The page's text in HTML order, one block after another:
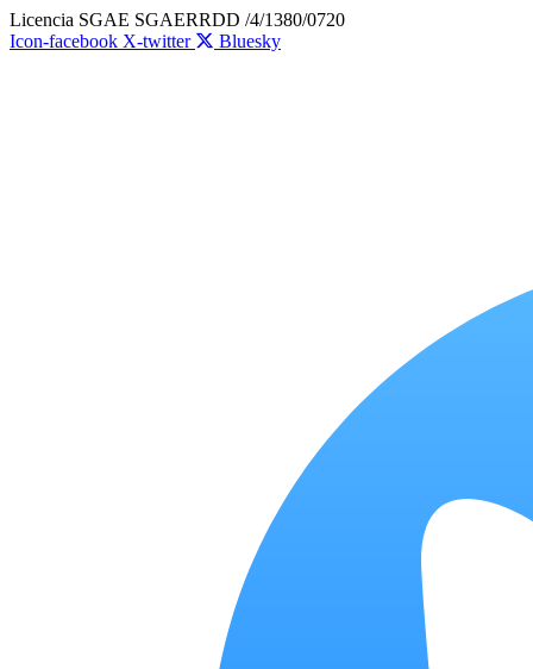
Ir
al
Licencia SGAE SGAERRDD /4/1380/0720
Icon-facebook X-twitter Bluesky